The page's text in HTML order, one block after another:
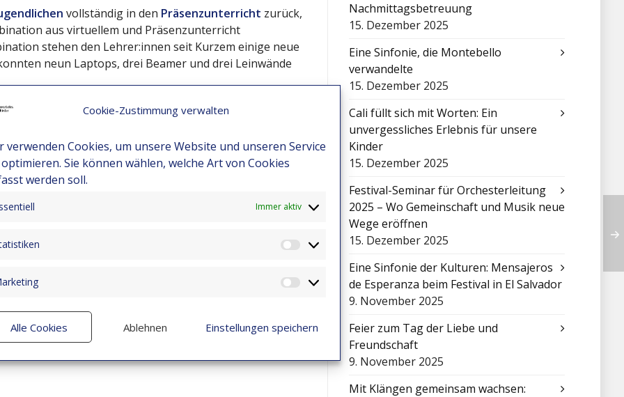
Cookie-Zustimmung verwalten
verwenden Cookies, um unsere Website und unseren Service
Sie können wählen, welche Art von Cookies
werden soll.
Immer aktiv
Statistiken
Marketing
Alle Cookies Ablehnen Einstellungen speichern
vollständig in den Präsenzunterricht zurück,
aus virtuellem und Präsenzunterricht
stehen den Lehrer:innen seit Kurzem einige neue
neun Laptops, drei Beamer und drei Leinwände
eine sehr viel bessere Umsetzung des
Nachmittagsbetreuung
15. Dezember 2025
Eine Sinfonie, die Montebello
verwandelte
15. Dezember 2025
Cali füllt sich mit Worten: Ein
unvergessliches Erlebnis für unsere
Kinder
15. Dezember 2025
Festival-Seminar für Orchesterleitung
2025 – Wo Gemeinschaft und Musik neue
Wege eröffnen
15. Dezember 2025
Eine Sinfonie der Kulturen: Mensajeros
de Esperanza beim Festival in El Salvador
9. November 2025
Feier zum Tag der Liebe und
Freundschaft
9. November 2025
Mit Klängen gemeinsam wachsen: